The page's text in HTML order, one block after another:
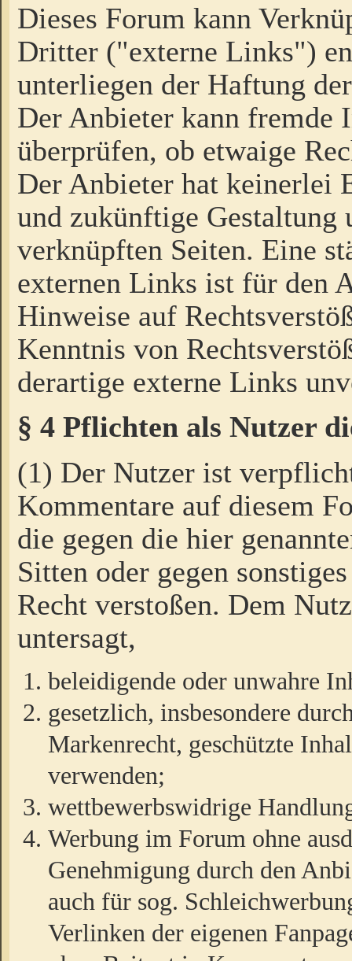
Dieses Forum kann
Dritter ("externe Links")
unterliegen der Haftung
Der Anbieter kann fremde
überprüfen, ob etwaige
Der Anbieter hat keinerlei
und zukünftige Gestaltung
verknüpften Seiten. Eine
externen Links ist für den
Hinweise auf
Kenntnis von
derartige externe Links
§ 4 Pflichten als Nutzer
(1) Der Nutzer ist
Kommentare auf diesem
die gegen die hier
Sitten oder gegen
Recht verstoßen. Dem
untersagt,
beleidigende oder unwahre
gesetzlich, insbesondere
Markenrecht, geschützte
verwenden;
wettbewerbswidrige
Werbung im Forum ohne
Genehmigung durch den
auch für sog.
Verlinken der eigenen